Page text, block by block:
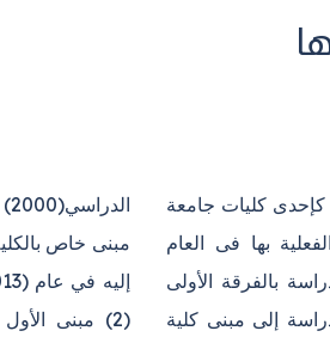
التربية ببنها عام (1976)م كإحدى كليات جامعة
بها فى العام
بدأت الدراسة بالفرقة الأولى
إلى مبنى كلية
واستمرت الدراسة فيه إلى أن تم إنشاء
سعد وتم الانتقال
المكان الجديد للكلية من عدد
من (4 ) طوابق